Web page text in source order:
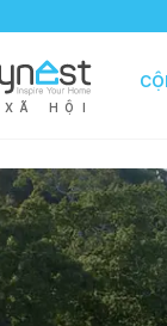
X Ã H Ộ I